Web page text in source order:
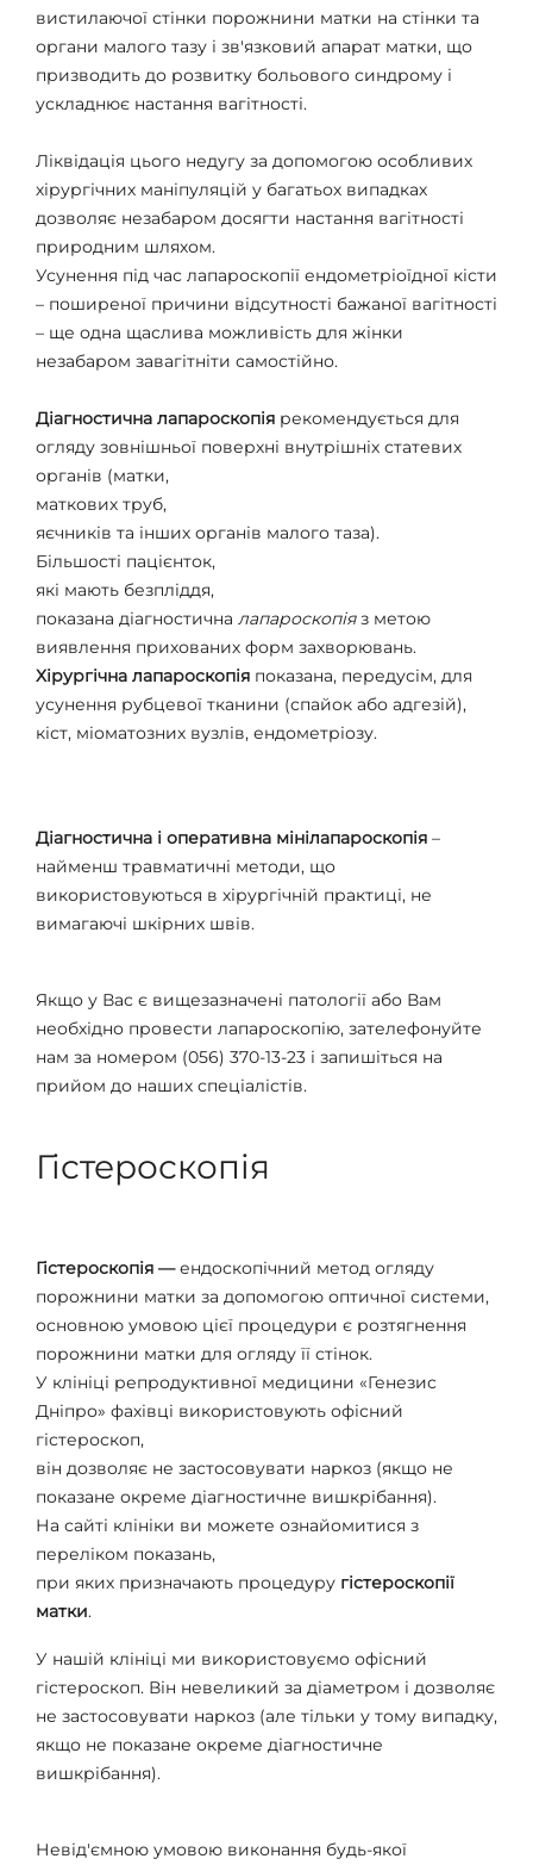
вистилаючої стінки порожнини матки на стінки та
органи малого тазу і зв'язковий апарат матки, що
призводить до розвитку больового синдрому і
ускладнює настання вагітності.
Ліквідація цього недугу за допомогою особливих
хірургічних маніпуляцій у багатьох випадках
дозволяє незабаром досягти настання вагітності
природним шляхом.
Усунення під час лапароскопії ендометріоїдної кісти
– поширеної причини відсутності бажаної вагітності
– ще одна щаслива можливість для жінки
незабаром завагітніти самостійно.
Діагностична лапароскопія рекомендується для
огляду зовнішньої поверхні внутрішніх статевих
органів (матки,
маткових труб,
яєчників та інших органів малого таза).
Більшості пацієнток,
які мають безпліддя,
показана діагностична лапароскопіяз метою
виявлення прихованих форм захворювань.
Хірургічна лапароскопія показана, передусім, для
усунення рубцевої тканини (спайок або адгезій),
кіст, міоматозних вузлів, ендометріозу.
Діагностична і оперативна мінілапароскопія –
найменш травматичні методи, що
використовуються в хірургічній практиці, не
вимагаючі шкірних швів.
Якщо у Вас є вищезазначені патології або Вам
необхідно провести лапароскопію, зателефонуйте
нам за номером (056) 370-13-23 і запишіться на
прийом до наших спеціалістів.
Гістероскопія
Гістероскопія —ендоскопічний метод огляду
порожнини матки за допомогою оптичної системи,
основною умовою цієї процедури є розтягнення
порожнини матки для огляду її стінок.
У клініці репродуктивної медицини «Генезис
Дніпро» фахівці використовують офісний
гістероскоп,
він дозволяє не застосовувати наркоз (якщо не
показане окреме діагностичне вишкрібання).
На сайті клініки ви можете ознайомитися з
переліком показань,
при яких призначають процедуру гістероскопії
матки.
У нашій клініці ми використовуємо офісний
гістероскоп. Він невеликий за діаметром і дозволяє
не застосовувати наркоз (але тільки у тому випадку,
якщо не показане окреме діагностичне
вишкрібання).
Невід'ємною умовою виконання будь-якої